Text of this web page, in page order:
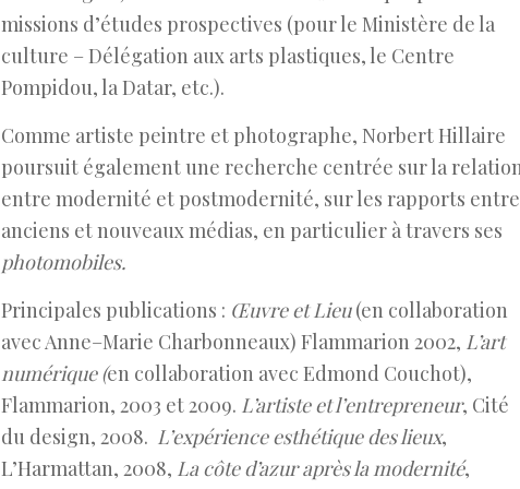
missions d’études prospectives (pour le Ministère de la
culture – Délégation aux arts plastiques, le Centre
Pompidou, la Datar, etc.).
Comme artiste peintre et photographe, Norbert Hillaire
poursuit également une recherche centrée sur la
entre modernité et postmodernité, sur les rapports entre
anciens et nouveaux médias, en particulier à travers ses
photomobiles.
Principales publications : Œuvre et Lieu(en collaboration
avec Anne–Marie Charbonneaux) Flammarion 2002, L’art
numérique (en collaboration avec Edmond Couchot),
Flammarion, 2003 et 2009. L’artiste et l’entrepreneur, Cité
du design, 2008. L’expérience esthétique des lieux,
L’Harmattan, 2008, La côte d’azur après la modernité,